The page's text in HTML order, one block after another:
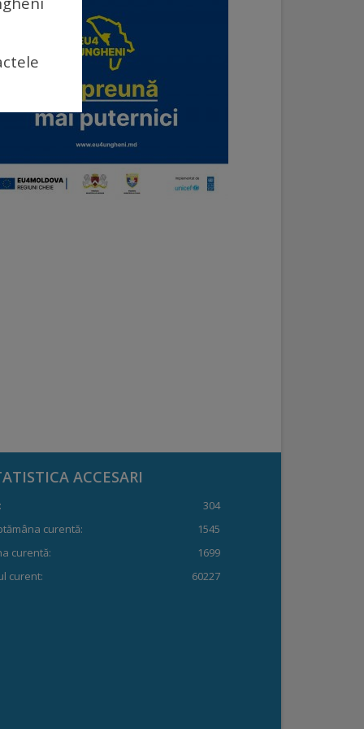
ACCESARI
304
curentă:
1545
curentă:
1699
curent:
60227